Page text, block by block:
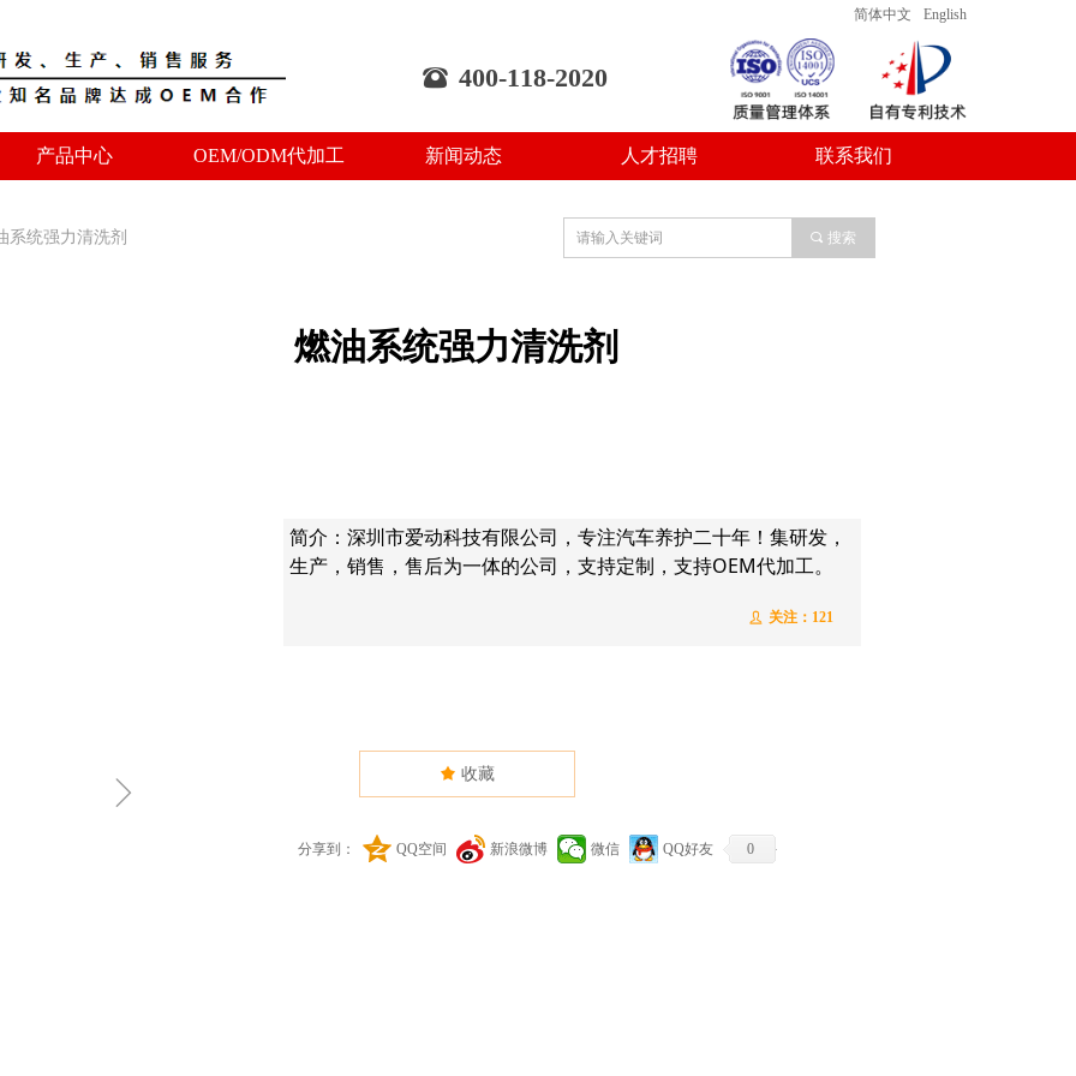
产品中心 OEM/ODM代加工 新闻动态 人才招聘 联系我们
뀰 400-118-2020
简体中文 English
系统强力清洗剂
ꁇ
燃油系统强力清洗剂
ꄑ 关注： 121
简介：深圳市爱动科技有限公司，专注汽车养护二十年！集研发，
生产，销售，售后为一体的公司，支持定制，支持OEM代加工。
끄 收藏
分享到： QQ空间 新浪微博 微信 QQ好友 0
끠 搜索